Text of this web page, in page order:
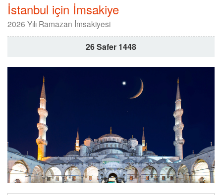
İstanbul için İmsakiye
2026 Yılı Ramazan İmsakiyesi
26 Safer 1448